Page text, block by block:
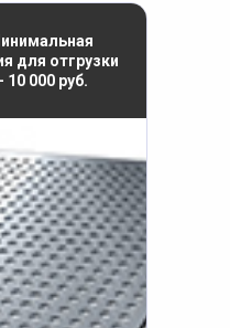
для отгрузки
10 000 руб.